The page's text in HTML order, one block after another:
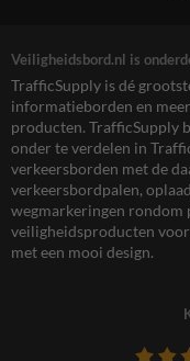
Veiligheidsbord.nl is
TrafficSupply is dé
informatieborden en
producten. TrafficSupply
onder te verdelen in
verkeersborden met de
verkeersbordpalen,
wegmarkeringen rondom
veiligheidsproducten
met een mooi design.